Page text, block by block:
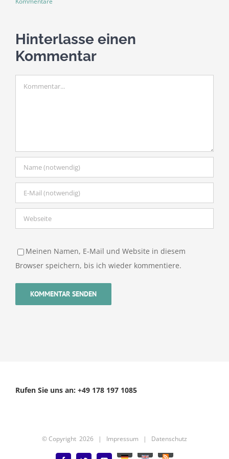
Hinterlasse einen
Kommentar
Meinen Namen, E-Mail und Website in diesem
Browser speichern, bis ich wieder kommentiere.
Rufen Sie uns an: +49 178 197 1085
© Copyright 2026 | Impressum | Datenschutz
DeutschEnglishBenutzerdefiniert